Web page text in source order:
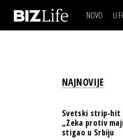
NOVO U
NAJNOVIJE
Svetski strip-hit
„Zeka protiv
stigao u Srbiju